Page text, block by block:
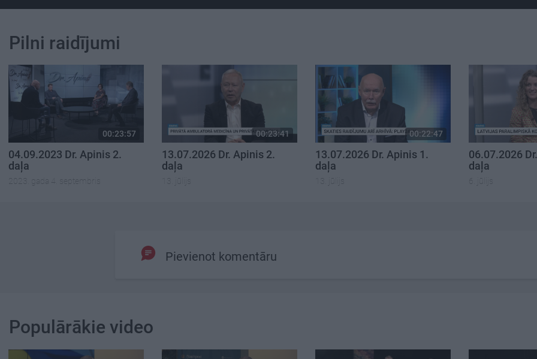
Pilni raidījumi
00:23:57
04.09.2023 Dr. Apinis 2.
daļa
2023. gada 4. septembris
00:23:41
13.07.2026 Dr. Apinis 2.
daļa
13. jūlijs
00:22:47
13.07.2026 Dr. Apinis 1.
daļa
13. jūlijs
06.07.2026
daļa
6. jūlijs
Pievienot komentāru
Populārākie video